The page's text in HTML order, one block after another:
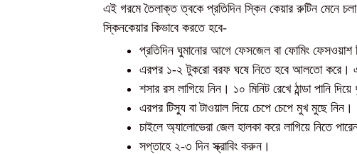
এই গরমে তৈলাক্ত ত্বকে প্রতিদিন স্কিন কেয়ার রুটিন মেনে
স্কিনকেয়ার কিভাবে করতে হবে-
প্রতিদিন ঘুমানোর আগে ফেসজেল বা ফোমিং ফেসওয়াশ
এরপর ১-২ টুকরো বরফ ঘষে নিতে হবে আলতো করে।
শসার রস লাগিয়ে নিন। ১০ মিনিট রেখে ঠান্ডা পানি
এরপর টিস্যু বা টাওয়াল দিয়ে চেপে চেপে মুখ মুছে নিন।
চাইলে অ্যালোভেরা জেল হালকা করে লাগিয়ে নিতে
সপ্তাহে ২-৩ দিন স্ক্রাবিং করুন।